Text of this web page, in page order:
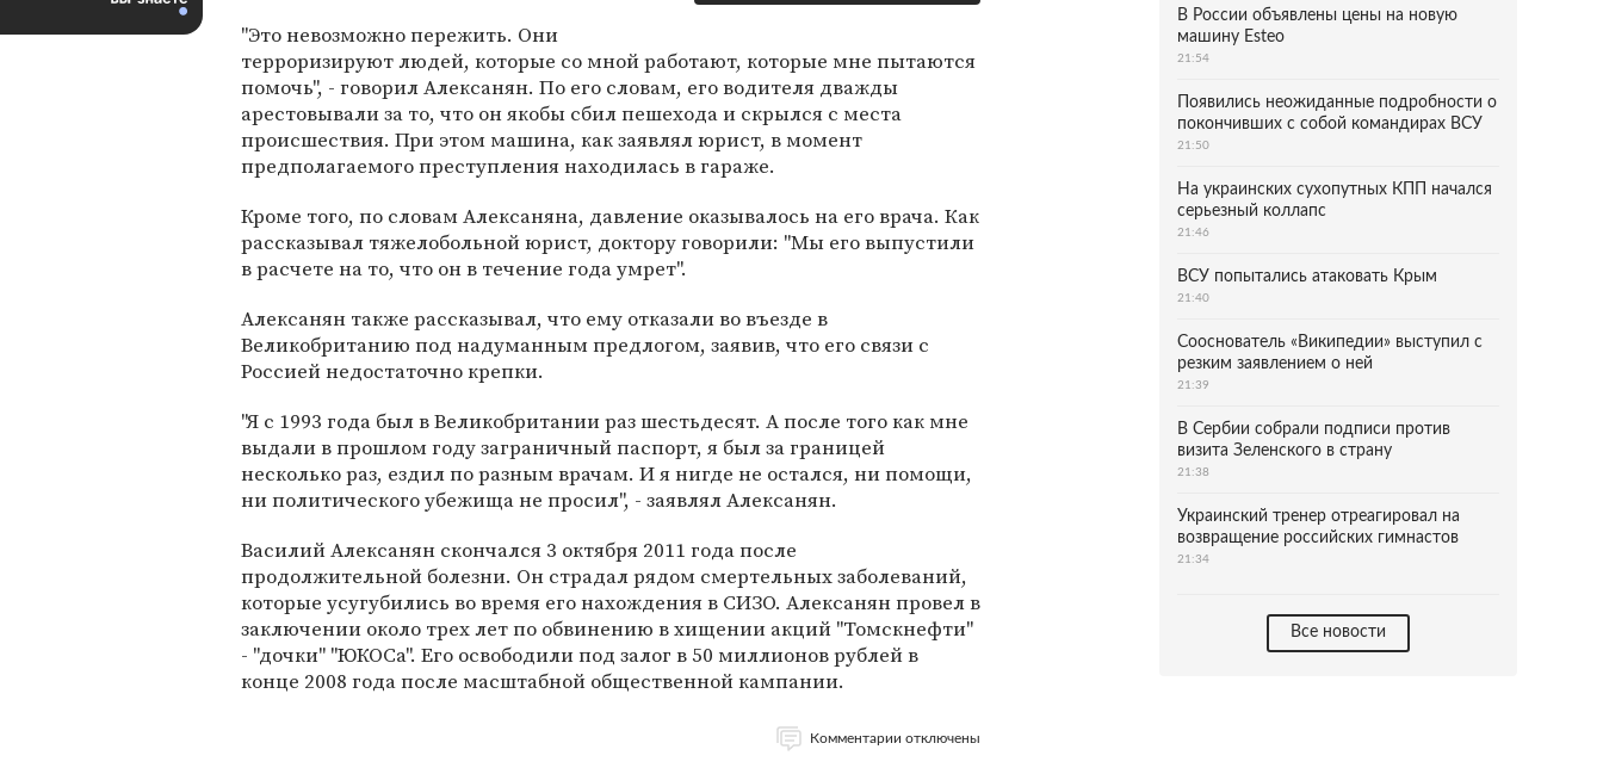
"Это невозможно пережить. Они
терроризируют людей, которые со мной работают, которые мне пытаются
помочь", - говорил Алексанян. По его словам, его водителя дважды
арестовывали за то, что он якобы сбил пешехода и скрылся с места
происшествия. При этом машина, как заявлял юрист, в момент
предполагаемого преступления находилась в гараже.
Кроме того, по словам Алексаняна, давление оказывалось на его врача. Как
рассказывал тяжелобольной юрист, доктору говорили: "Мы его выпустили
в расчете на то, что он в течение года умрет".
Алексанян также рассказывал, что ему отказали во въезде в
Великобританию под надуманным предлогом, заявив, что его связи с
Россией недостаточно крепки.
"Я с 1993 года был в Великобритании раз шестьдесят. А после того как мне
выдали в прошлом году заграничный паспорт, я был за границей
несколько раз, ездил по разным врачам. И я нигде не остался, ни помощи,
ни политического убежища не просил", - заявлял Алексанян.
Василий Алексанян скончался 3 октября 2011 года после
продолжительной болезни. Он страдал рядом смертельных заболеваний,
которые усугубились во время его нахождения в СИЗО. Алексанян провел в
заключении около трех лет по обвинению в хищении акций "Томскнефти"
- "дочки" "ЮКОСа". Его освободили под залог в 50 миллионов рублей в
конце 2008 года после масштабной общественной кампании.
Комментарии отключены
В России объявлены цены на новую
машину Esteo
21:54
Появились неожиданные подробности о
покончивших с собой командирах ВСУ
21:50
На украинских сухопутных КПП начался
серьезный коллапс
21:46
ВСУ попытались атаковать Крым
21:40
Сооснователь «Википедии» выступил с
резким заявлением о ней
21:39
В Сербии собрали подписи против
визита Зеленского в страну
21:38
Украинский тренер отреагировал на
возвращение российских гимнастов
21:34
Все новости